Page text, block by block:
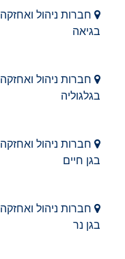
חברות ניהול ואחזקה
בגיאה
חברות ניהול ואחזקה
בגלגוליה
חברות ניהול ואחזקה
בגן חיים
חברות ניהול ואחזקה
בגן נר